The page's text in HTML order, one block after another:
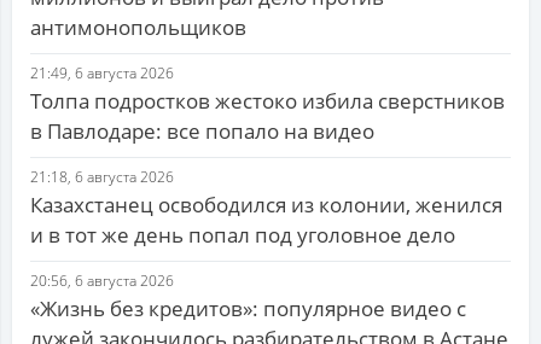
антимонопольщиков
21:49, 6 августа 2026
Толпа подростков жестоко избила сверстников
в Павлодаре: все попало на видео
21:18, 6 августа 2026
Казахстанец освободился из колонии, женился
и в тот же день попал под уголовное дело
20:56, 6 августа 2026
«Жизнь без кредитов»: популярное видео с